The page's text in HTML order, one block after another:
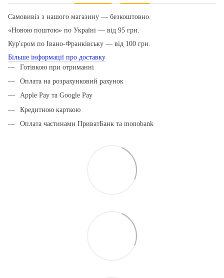
Самовивіз з нашого магазину — безкоштовно.
«Новою поштою» по Україні — від 95 грн.
Кур'єром по Івано-Франківську — від 100 грн.
Більше інформації про доставку
Готівкою при отриманні
Оплата на розрахунковий рахунок
Apple Pay та Google Pay
Кредитною карткою
Оплата частинами ПриватБанк та monobank